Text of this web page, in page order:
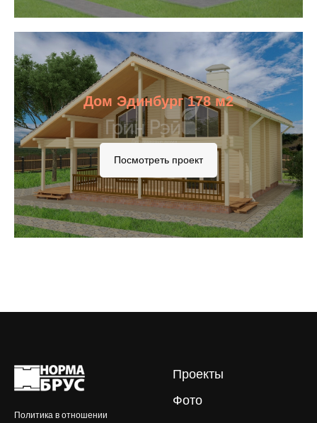
Дом Эдинбург 178 м2
Посмотреть проект
Политика в отношении
Проекты
Фото